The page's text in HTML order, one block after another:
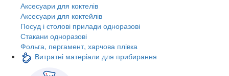
Аксесуари для коктелів
Аксесуари для коктейлів
Посуд і столові прилади одноразові
Стакани одноразові
Фольга, пергамент, харчова плівка
Витратні матеріали для прибирання